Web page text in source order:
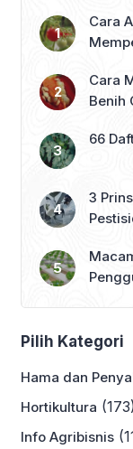
Cara
Cara
Benih
66
3
Pilih Kategori
Hama dan
Hortikultura (173)
Info Agribisnis